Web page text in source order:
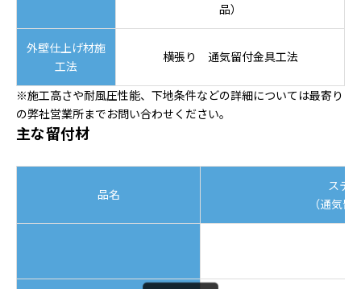
品）
外壁仕上げ材施
工法
横張り 通気留付金具工法
※施工高さや耐風圧性能、下地条件などの詳細については最寄り
の弊社営業所までお問い合わせください。
主な留付材
品名
ステ
（通気